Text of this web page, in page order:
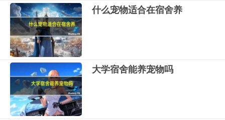
什么宠物适合在宿舍养
大学宿舍能养宠物吗